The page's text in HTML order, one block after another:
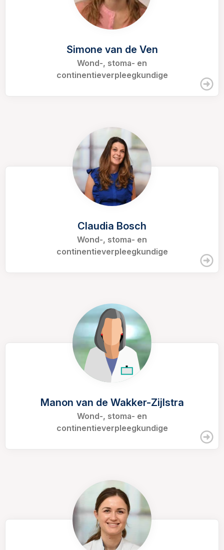
Simone van de Ven
Wond-, stoma- en
continentieverpleegkundige
Claudia Bosch
Wond-, stoma- en
continentieverpleegkundige
Manon van de Wakker-Zijlstra
Wond-, stoma- en
continentieverpleegkundige